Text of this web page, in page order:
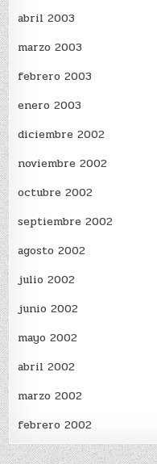
abril 2003
marzo 2003
febrero 2003
enero 2003
diciembre 2002
noviembre 2002
octubre 2002
septiembre 2002
agosto 2002
julio 2002
junio 2002
mayo 2002
abril 2002
marzo 2002
febrero 2002